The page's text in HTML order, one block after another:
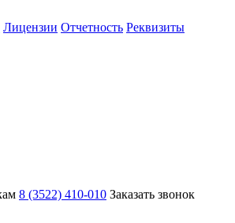
Лицензии Отчетность Реквизиты
8 (3522) 410-010 Заказать звонок